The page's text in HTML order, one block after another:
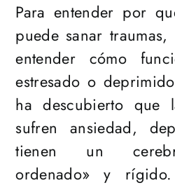
Para entender por
puede sanar
entender cómo
estresado o
ha descubierto que
sufren ansiedad,
tienen un
ordenado» y